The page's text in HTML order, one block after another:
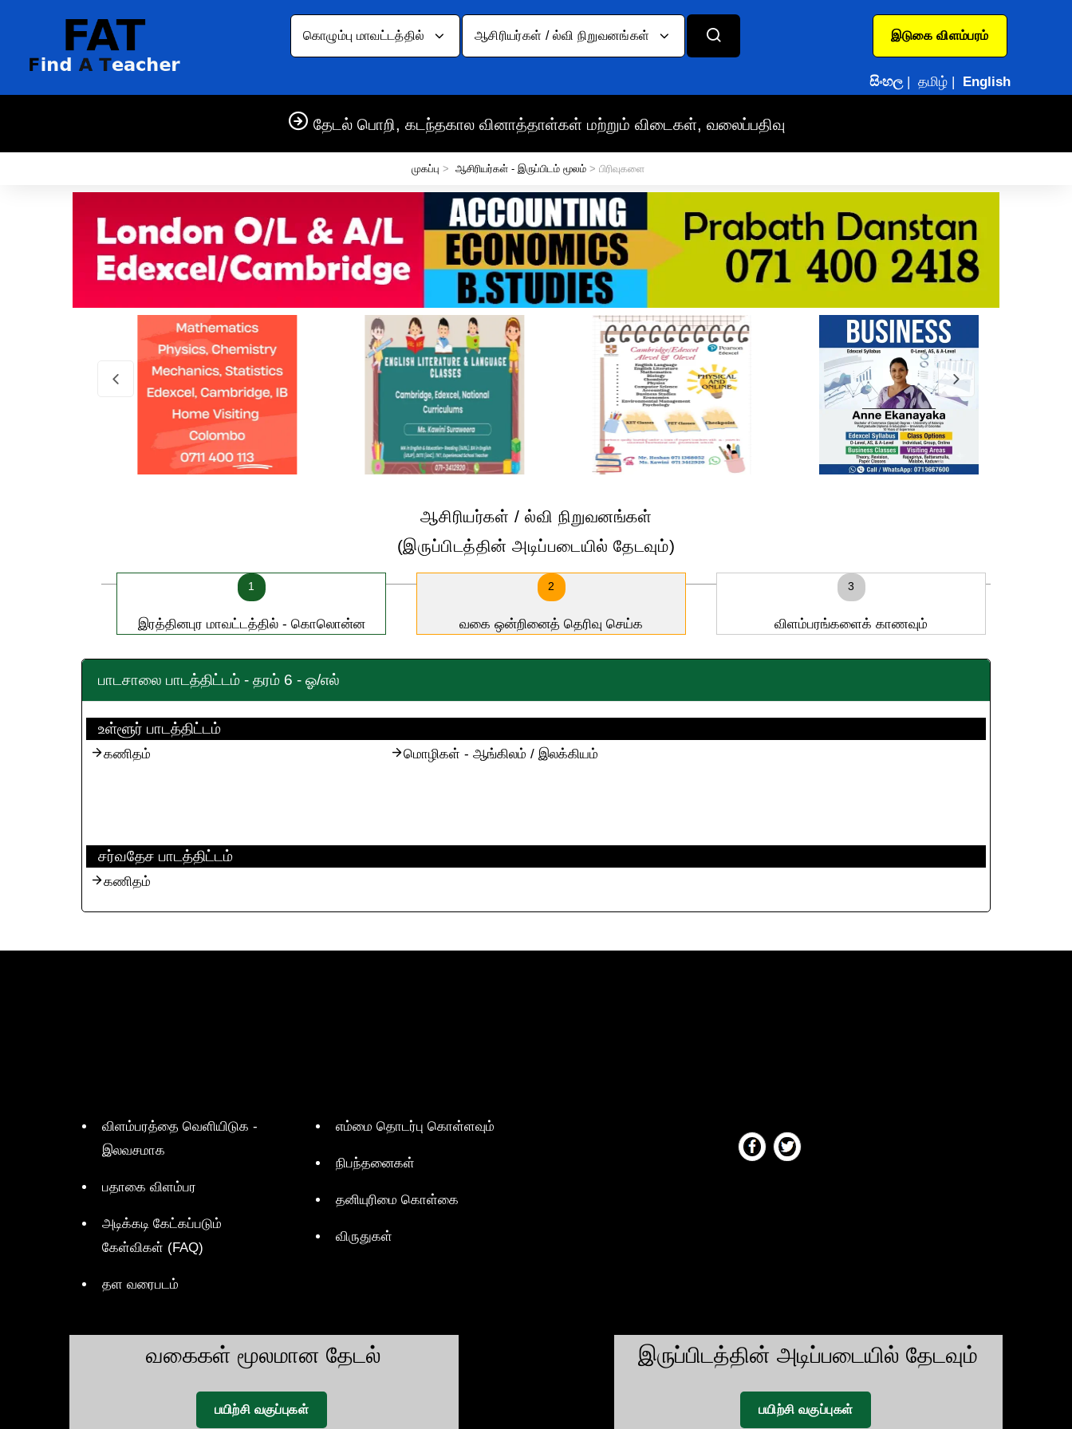
கொழும்பு மாவட்டத்தில் ஆசிரியர்கள் / ல்வி நிறுவனங்கள் இடுகை விளம்பரம்
සිංහල|தமிழ் | English
தேடல் பொறி, கடந்தகால வினாத்தாள்கள் மற்றும் விடைகள், வலைப்பதிவு
முகப்பு > ஆசிரியர்கள் - இருப்பிடம் மூலம் > பிரிவுகளை
ஆசிரியர்கள் / ல்வி நிறுவனங்கள்
(இருப்பிடத்தின் அடிப்படையில் தேடவும்)
1
இரத்தினபுர மாவட்டத்தில் - கொலொன்ன
2
வகை ஒன்றினைத் தெரிவு செய்க
3
விளம்பரங்களைக் காணவும்
பாடசாலை பாடத்திட்டம் - தரம் 6 - ஓ/எல்
உள்ளூர் பாடத்திட்டம்
கணிதம் மொழிகள் - ஆங்கிலம் / இலக்கியம்
சர்வதேச பாடத்திட்டம்
கணிதம்
விளம்பரத்தை வெளியிடுக -
இலவசமாக
பதாகை விளம்பர
அடிக்கடி கேட்கப்படும்
கேள்விகள் (FAQ)
தள வரைபடம்
எம்மை தொடர்பு கொள்ளவும்
நிபந்தனைகள்
தனியுரிமை கொள்கை
விருதுகள்
வகைகள் மூலமான தேடல்
பயிற்சி வகுப்புகள்
இருப்பிடத்தின் அடிப்படையில் தேடவும்
பயிற்சி வகுப்புகள்